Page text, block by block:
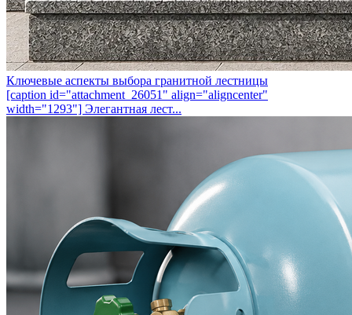
Ключевые аспекты выбора гранитной лестницы
[caption id="attachment_26051" align="aligncenter"
width="1293"] Элегантная лест...